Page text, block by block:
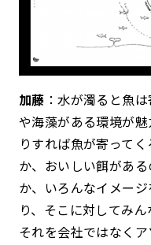
加藤 ：水が濁ると魚
や海藻がある環境が
りすれば魚が寄って
か、おいしい餌があ
か、いろんなイメー
り、そこに対してみん
それを会社ではなく